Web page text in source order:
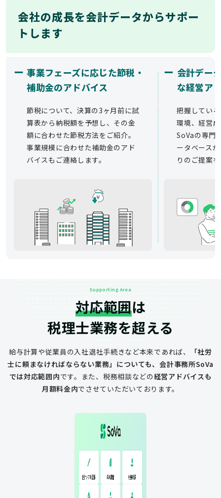
会社の成長を会計データからサポー
トします
ー 事業フェーズに応じた節税・
補助金のアドバイス
節税について、決算の3ヶ月前に試
算表から納税額を予想し、その金
額に合わせた節税方法をご紹介。
事業規模に合わせた補助金のアド
バイスもご連絡します。
ー 会計デー
な経営ア
把握してい
環境、経営
SoVaの専門
ータベース
りのご提案
Supporting Area
対応範囲は
税理士業務を超える
給与計算や従業員の入社退社手続きなど本来であれば、
「社労
士に頼まなければならない業務」についても、会計事務所SoVa
では対応範囲内です。 また、税務相談などの経営アドバイスも
月額料金内でさせていただいております。
一般的な税理士
年末調整
年末調整